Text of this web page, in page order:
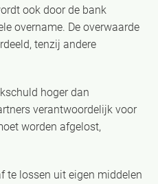
ook door de bank
overname. De overwaarde
tenzij andere
hoger dan
verantwoordelijk voor
worden afgelost,
te lossen uit eigen middelen